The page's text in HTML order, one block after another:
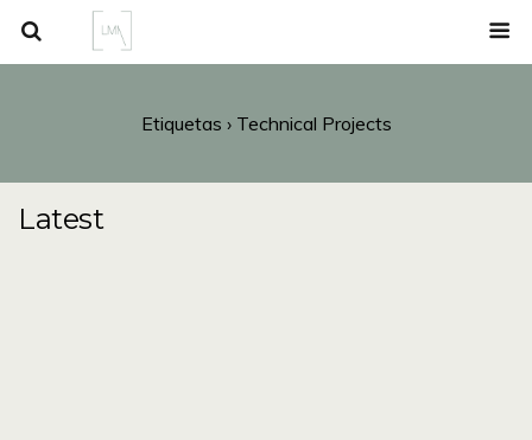
Etiquetas › Technical Projects
Latest